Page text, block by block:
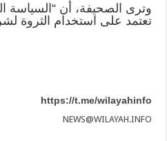
وترى الصحيفة، أن “السياسة
تعتمد على استخدام الثروة
https://t.me/wilayahinfo
NEWS@WILAYAH.INFO